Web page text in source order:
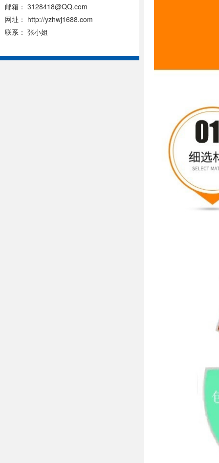
邮箱： 3128418@QQ.com
网址： http://yzhwj1688.com
联系： 张小姐